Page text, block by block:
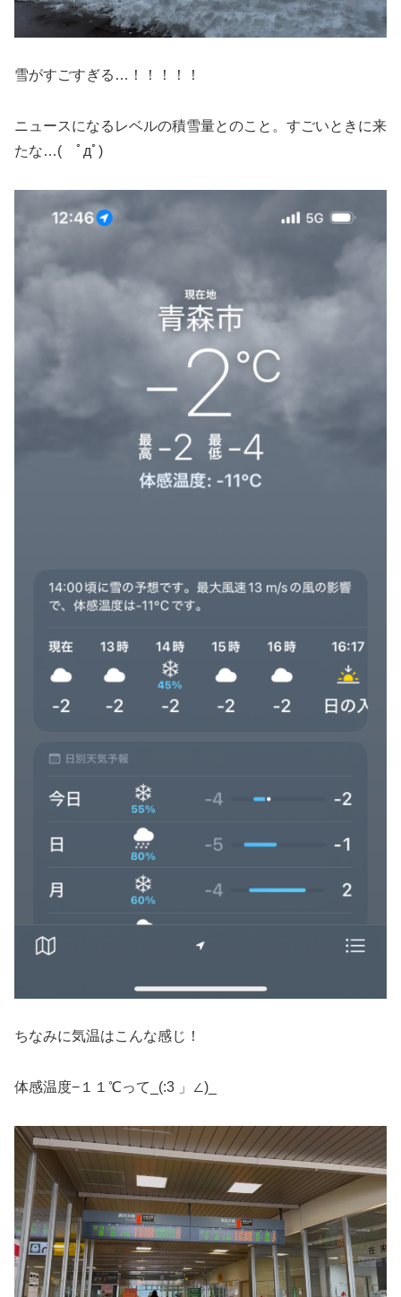
雪がすごすぎる…！！！！！
ニュースになるレベルの積雪量とのこと。すごいときに来
たな…( ﾟдﾟ)
ちなみに気温はこんな感じ！
体感温度−１１℃って_(:3 」∠)_